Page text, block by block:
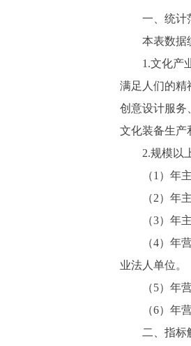
一、统计
本表数据统
1.文化产业
满足人们的精
创意设计服务
文化装备生产
2.规模以上
（1）年主
（2）年主
（3）年主
（4）年营
业法人单位。
（5）年营
（6）年营
二、指标